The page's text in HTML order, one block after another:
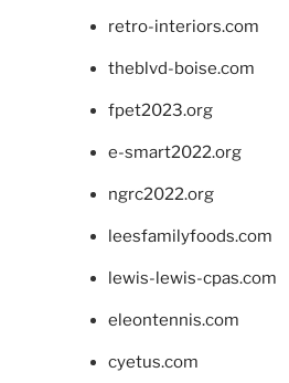
retro-interiors.com
theblvd-boise.com
fpet2023.org
e-smart2022.org
ngrc2022.org
leesfamilyfoods.com
lewis-lewis-cpas.com
eleontennis.com
cyetus.com